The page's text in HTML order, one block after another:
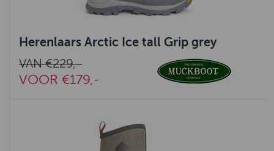
Herenlaars Arctic Ice tall Grip grey
VAN €229,-
VOOR €179,-